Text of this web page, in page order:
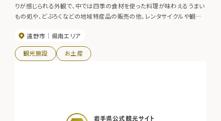
りが感じられる外観で、中では四季の食材を使った料理が味わえるうまい
もの処や、どぶろくなどの地域特産品の販売の他、レンタサイクルや観光
遠野市
県南エリア
観光施設 お土産